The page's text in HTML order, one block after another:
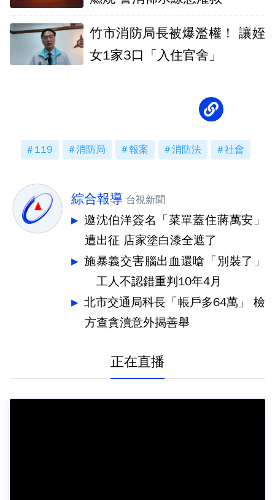
竹市消防局長被爆濫權！ 讓姪
女1家3口「入住官舍」
119 消防局 報案 消防法 社會
綜合報導 台視新聞
邀沈伯洋簽名「菜單蓋住蔣萬安」
遭出征 店家塗白漆全遮了
施暴義交害腦出血還嗆「別裝了」
工人不認錯重判10年4月
北市交通局科長「帳戶多64萬」 檢
方查貪瀆意外揭善舉
正在直播